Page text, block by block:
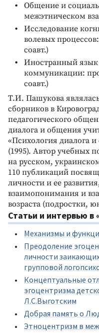
Общение и
межэтническом
Исследование
волевых
соавт.)
Иностранный язык
коммуникации:
соавт.)
Т.И. Пашукова
сборников в
педагогического
диалога и общения
«Психология диалога
(1995). Автор учебных
на русском,
110 публикаций
личности и ее
взаимопонимания и
возраста (подростки,
Статьи и интервью в
Механизмы и
Преодоление
личности
групповой
Концептуальные
эгоцентризма
Л.С.Выготским
Добрая память о
Этноцентризм в